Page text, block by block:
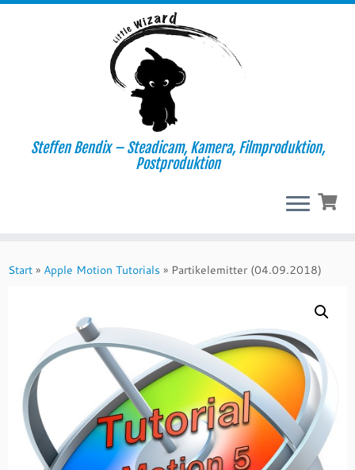
Inhalt
Steffen Bendix – Steadicam, Kamera, Filmproduktion,
Postproduktion
Start » Apple Motion Tutorials » Partikelemitter (04.09.2018)